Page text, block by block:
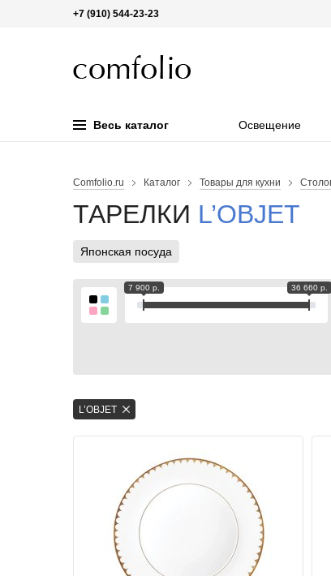
+7 (910) 544-23-23
Весь каталог Освещение
Comfolio.ru Каталог Товары для кухни
ТАРЕЛКИ L’OBJET
Японская посуда
7 900 р. 36 660 р.
L’OBJET